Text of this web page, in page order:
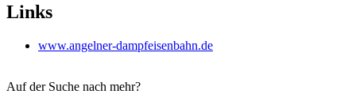
Links
www.angelner-dampfeisenbahn.de
Auf der Suche nach mehr?